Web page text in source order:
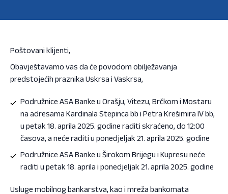
Poštovani klijenti,
Obavještavamo vas da će povodom obilježavanja
predstojećih praznika Uskrsa i Vaskrsa,
Podružnice ASA Banke u Orašju, Vitezu, Brčkom i Mostaru
na adresama Kardinala Stepinca bb i Petra Krešimira IV bb,
u petak 18. aprila 2025. godine raditi skraćeno, do 12:00
časova, a neće raditi u ponedjeljak 21. aprila 2025. godine
Podružnice ASA Banke u Širokom Brijegu i Kupresu neće
raditi u petak 18. aprila i ponedjeljak 21. aprila 2025. godine
Usluge mobilnog bankarstva, kao i mreža bankomata